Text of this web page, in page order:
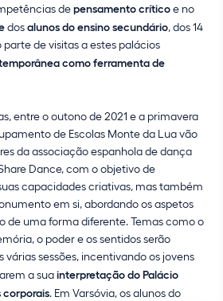
depensamento críticoe no
dosalunos do ensino secundário, dos 14
parte de visitas a estes palácios
como ferramenta de
entre o outono de 2021 e a primavera
de Escolas Monte da Lua vão
da associação espanhola de dança
Dance, com o objetivo de
capacidades criativas, mas também
em si, abordando os aspetos
de uma forma diferente. Temas como o
o poder e os sentidos serão
várias sessões, incentivando os jovens
a suainterpretação do Palácio
corporais. Em Varsóvia, os alunos do